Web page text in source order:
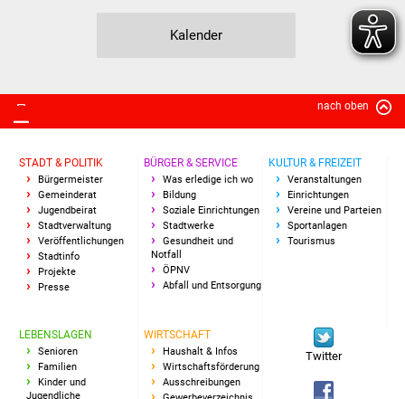
Soziale Einrichtungen
Lokale Agenda
Jugendhaus
Fachteam Jugend
Familienzentrum
Suenergie
Kalender
nach oben
STADT & POLITIK
Bürgermeister
Gemeinderat
Jugendbeirat
Stadtverwaltung
Veröffentlichungen
Stadtinfo
Projekte
Presse
BÜRGER & SERVICE
Was erledige ich wo
Bildung
Soziale Einrichtungen
Stadtwerke
Gesundheit und
Notfall
ÖPNV
Abfall und Entsorgung
KULTUR & FREIZEIT
Veranstaltungen
Einrichtungen
Vereine und Parteien
Sportanlagen
Tourismus
LEBENSLAGEN
Senioren
Familien
Kinder und
Jugendliche
WIRTSCHAFT
Haushalt & Infos
Wirtschaftsförderung
Ausschreibungen
Twitter